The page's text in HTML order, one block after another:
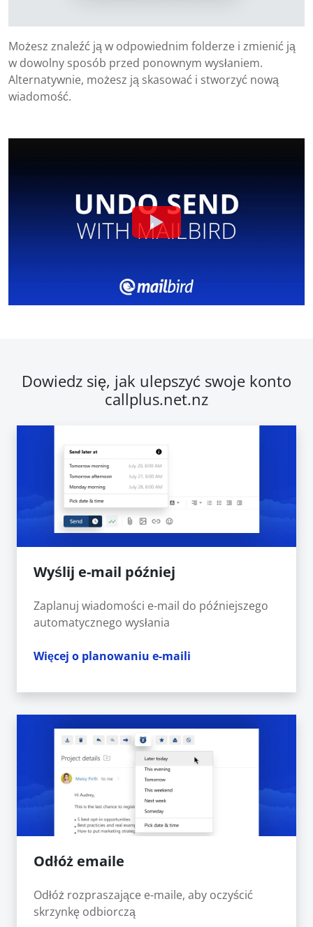
Możesz znaleźć ją w odpowiednim folderze i zmienić ją
w dowolny sposób przed ponownym wysłaniem.
Alternatywnie, możesz ją skasować i stworzyć nową
wiadomość.
Dowiedz się, jak ulepszyć swoje konto
callplus.net.nz
Wyślij e-mail później
Zaplanuj wiadomości e-mail do późniejszego
automatycznego wysłania
Więcej o planowaniu e-maili
Odłóż emaile
Odłóż rozpraszające e-maile, aby oczyścić
skrzynkę odbiorczą